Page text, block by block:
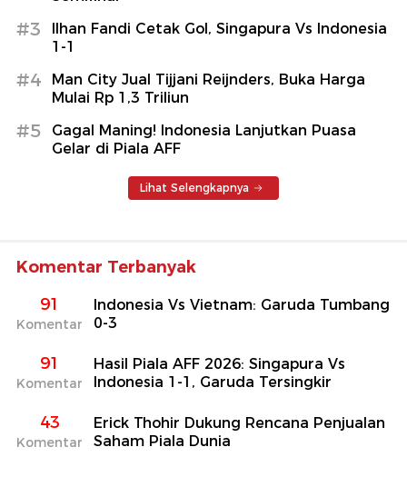
#3
Ilhan Fandi Cetak Gol, Singapura Vs Indonesia
1-1
#4
Man City Jual Tijjani Reijnders, Buka Harga
Mulai Rp 1,3 Triliun
#5
Gagal Maning! Indonesia Lanjutkan Puasa
Gelar di Piala AFF
Lihat Selengkapnya
Komentar Terbanyak
91
Komentar
Indonesia Vs Vietnam: Garuda Tumbang
0-3
91
Komentar
Hasil Piala AFF 2026: Singapura Vs
Indonesia 1-1, Garuda Tersingkir
43
Komentar
Erick Thohir Dukung Rencana Penjualan
Saham Piala Dunia